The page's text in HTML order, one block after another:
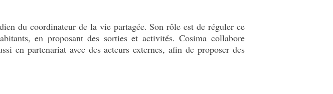
du coordinateur de la vie partagée. Son rôle est de réguler ce
en proposant des sorties et activités. Cosima collabore
en partenariat avec des acteurs externes, afin de proposer des